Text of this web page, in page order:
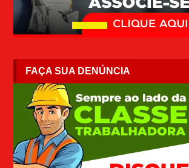
FAÇA SUA DENÚNCIA